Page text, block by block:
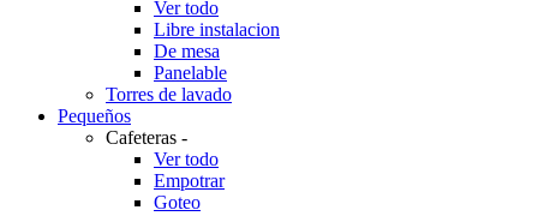
Ver todo
Libre instalacion
De mesa
Panelable
Torres de lavado
Pequeños
Cafeteras -
Ver todo
Empotrar
Goteo